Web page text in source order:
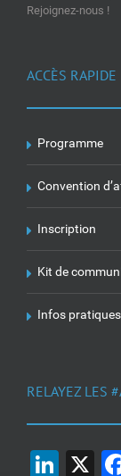
Rejoignez-nous !
ACCÈS RAPIDE
Programme
Convention
Inscription
Kit de
Infos pratiques
RELAYEZ LES
X